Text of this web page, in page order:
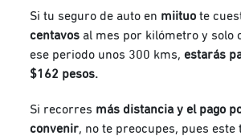
Si tu seguro de auto en miituo te
centavos al mes por kilómetro y solo
ese periodo unos 300 kms,estarás
$162 pesos.
Si recorres más distancia y el pago
convenir, no te preocupes, pues este